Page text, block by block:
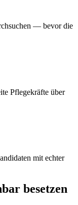
— bevor die
Pflegekräfte über
mit echter
besetzen